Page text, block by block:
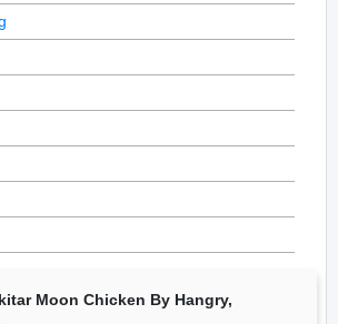
Moon Chicken By Hangry,